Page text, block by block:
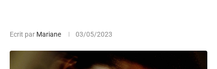
Ecrit par Mariane 03/05/2023